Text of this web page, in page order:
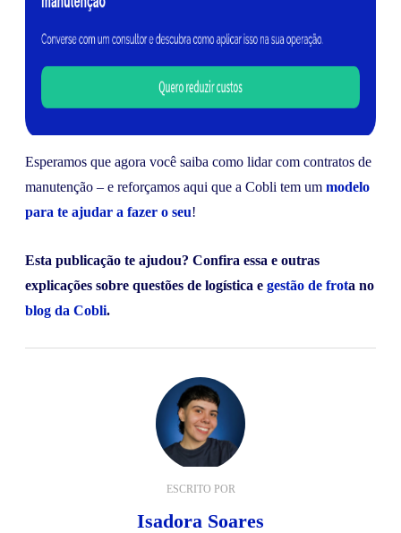
Esperamos que agora você saiba como lidar com contratos de
manutenção – e reforçamos aqui que a Cobli tem um modelo
para te ajudar a fazer o seu!
Esta publicação te ajudou? Confira essa e outras
explicações sobre questões de logística e gestão de frota no
blog da Cobli.
ESCRITO POR
Isadora Soares